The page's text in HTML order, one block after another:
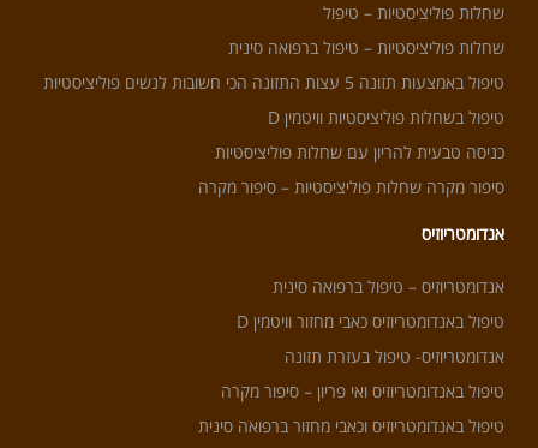
שחלות פוליציסטיות – טיפול
שחלות פוליציסטיות – טיפול ברפואה סינית
טיפול באמצעות תזונה 5 עצות התזונה הכי חשובות לנשים פוליציסטיות
טיפול בשחלות פוליציסטיות וויטמין D
כניסה טבעית להריון עם שחלות פוליציסטיות
סיפור מקרה שחלות פוליציסטיות – סיפור מקרה
אנדומטריוזיס
אנדומטריוזיס – טיפול ברפואה סינית
טיפול באנדומטריוזיס כאבי מחזור וויטמין D
אנדומטריוזיס- טיפול בעזרת תזונה
טיפול באנדומטריוזיס ואי פריון – סיפור מקרה
טיפול באנדומטריוזיס וכאבי מחזור ברפואה סינית